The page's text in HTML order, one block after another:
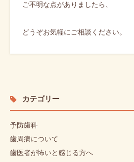
ご不明な点がありましたら、
どうぞお気軽にご相談ください。
カテゴリー
予防歯科
歯周病について
歯医者が怖いと感じる方へ